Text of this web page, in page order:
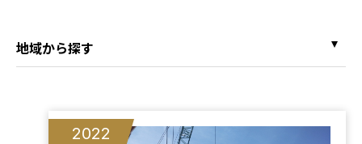
地域から探す
2022